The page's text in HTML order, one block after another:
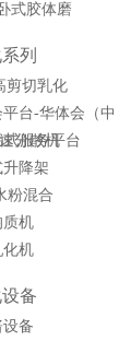
式胶体磨
列
剪切乳化
台-华体会（中
式服务平台
分散机
降架
粉混合
机
机
备
备